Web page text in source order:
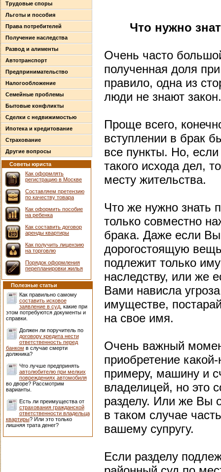
Трудовые споры
Льготы и пособия
Права потребителей
Получение наследства
Развод и алименты
Автотранспорт
Предпринимательство
Налогообложение
Семейные проблемы
Бытовые конфликты
Сделки с недвижимостью
Ипотека и кредитование
Страхование
Другие вопросы
Советы юриста
Как оформлять
регистрацию в Москве
Составляем претензию
по качеству товара
Как оформить пособие
на ребенка
Как составить договор
аренды квартиры
Как получить лицензию
на торговлю
Порядок оформления
перепланировки жилья
Полезные статьи
Как правильно самому
составить исковое
заявление в суд, какие при
этом потребуются документы и
справки.
Должен ли поручитель по
договору кредита нести
ответственность перед
банком в случае смерти
должника?
Что лучше предпринять
автолюбителю при мелких
повреждениях автомобиля
во дворе? Рассмотрим
варианты.
Есть ли преимущества от
страхования гражданской
ответственности владельца
квартиры? Или это только
лишняя трата денег?
Что нужно
Очень часто
полученная доля
правило, одна из
люди не знают закон.
Проще всего,
вступлении в брак
все пункты. Но,
такого исхода дел,
месту жительства.
Что же нужно знать
только совместно
брака. Даже если Вы
дорогостоящую
подлежит только
наследству, или же
Вами нависла
имуществе,
на свое имя.
Очень важный
приобретение
примеру, машину и
владелицей, но это
разделу. Или же Вы
в таком случае
вашему супругу.
Если разделу